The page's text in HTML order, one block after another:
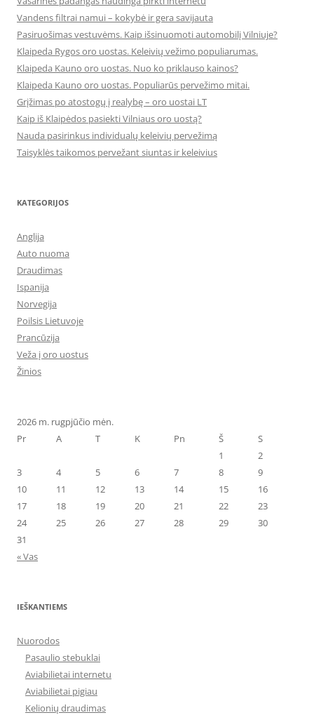
Vandens filtrai namui – kokybė ir gera savijauta
Pasiruošimas vestuvėms. Kaip išsinuomoti automobilį Vilniuje?
Klaipeda Rygos oro uostas. Keleivių vežimo populiarumas.
Klaipeda Kauno oro uostas. Nuo ko priklauso kainos?
Klaipeda Kauno oro uostas. Populiarūs pervežimo mitai.
Grįžimas po atostogų į realybę – oro uostai LT
Kaip iš Klaipėdos pasiekti Vilniaus oro uostą?
Nauda pasirinkus individualų keleivių pervežimą
Taisyklės taikomos pervežant siuntas ir keleivius
KATEGORIJOS
Anglija
Auto nuoma
Draudimas
Ispanija
Norvegija
Poilsis Lietuvoje
Prancūzija
Veža į oro uostus
Žinios
2026 m. rugpjūčio mėn.
Pr
A T K Pn Š
S
1
2
3
4 5 6 7 8
9
10
11 12 13 14 15
16
17
18 19 20 21 22
23
24
25 26 27 28 29
30
31
« Vas
IEŠKANTIEMS
Nuorodos
Pasaulio stebuklai
Aviabilietai internetu
Aviabilietai pigiau
Kelionių draudimas